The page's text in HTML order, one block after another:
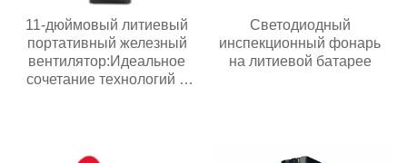
11-дюймовый литиевый
портативный железный
вентилятор:Идеальное
сочетание технологий и
Светодиодный
инспекционный фонарь
на литиевой батарее